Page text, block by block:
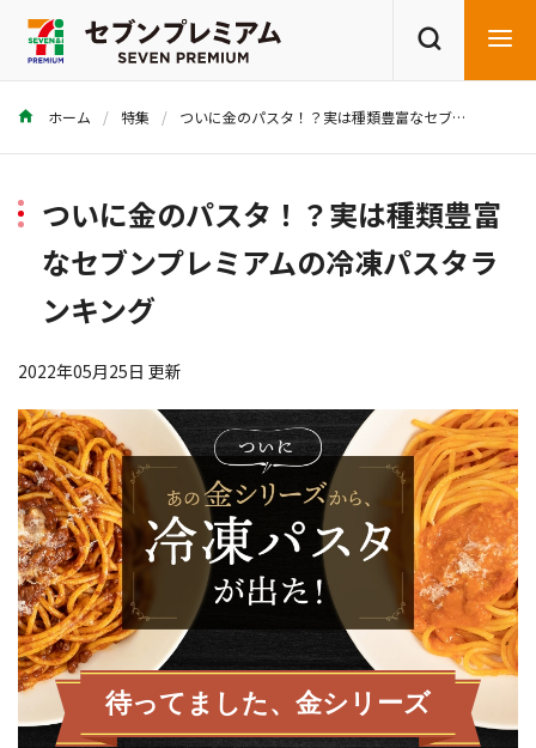
商品を探す レシピを探す
ホーム 特集 ついに金のパスタ！？実は種類豊富なセブンプレミアムの冷凍パスタランキング
ついに金のパスタ！？実は種類豊富
なセブンプレミアムの冷凍パスタラ
ンキング
2022年05月25日 更新
待ってました、金シリーズ